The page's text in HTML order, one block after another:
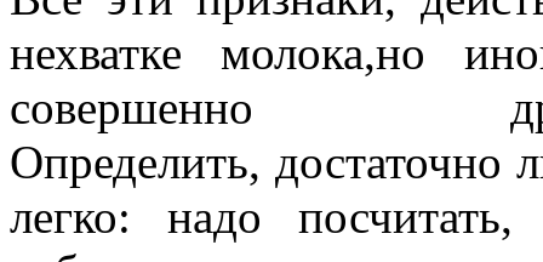
нехватке молока,но
совершенно
Определить,
легко: надо